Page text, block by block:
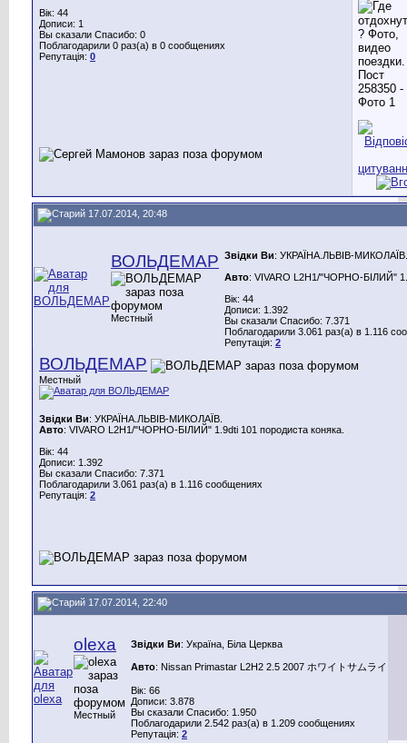
Вік: 44
Дописи: 1
Вы сказали Спасибо: 0
Поблагодарили 0 раз(а) в 0 сообщениях
Репутація: 0
17.07.2014, 20:48
ВОЛЬДЕМАР
Местный
Звідки Ви: УКРАЇНА.ЛЬВІВ-МИКОЛАЇВ.
Авто: VIVARO L2H1/"ЧОРНО-БІЛИЙ"
Вік: 44
Дописи: 1.392
Вы сказали Спасибо: 7.371
Поблагодарили 3.061 раз(а) в 1.116
Репутація: 2
ВОЛЬДЕМАР
Местный
Звідки Ви: УКРАЇНА.ЛЬВІВ-МИКОЛАЇВ.
Авто: VIVARO L2H1/"ЧОРНО-БІЛИЙ" 1.9dti 101 породиста коняка.
Вік: 44
Дописи: 1.392
Вы сказали Спасибо: 7.371
Поблагодарили 3.061 раз(а) в 1.116 сообщениях
Репутація: 2
17.07.2014, 22:40
olexa
Местный
Звідки Ви: Україна, Біла Церква
Авто: Nissan Primastar L2H2 2.5 2007 ホワイトサムライ
Вік: 66
Дописи: 3.878
Вы сказали Спасибо: 1.950
Поблагодарили 2.542 раз(а) в 1.209 сообщениях
Репутація: 2